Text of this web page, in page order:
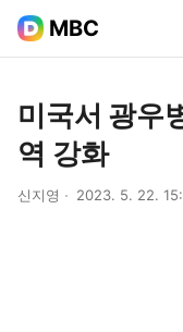
MBC
미국서 광우
역 강화
신지영 2023. 5. 22.